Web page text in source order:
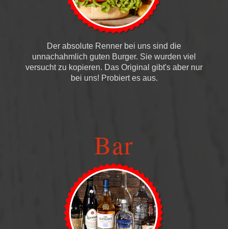
Der absolute Renner bei uns sind die
unnachahmlich guten Burger. Sie wurden viel
versucht zu kopieren. Das Original gibt's aber nur
bei uns! Probiert es aus.
Bar